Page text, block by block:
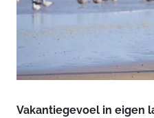
Vakantiegevoel in eigen